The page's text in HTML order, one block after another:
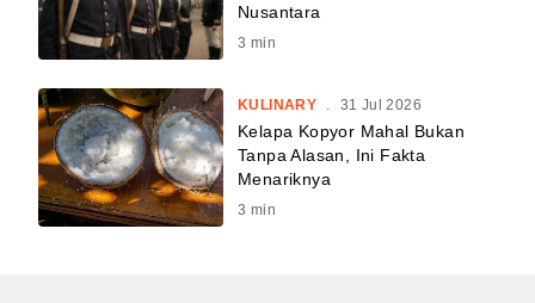
Nusantara
3 min
KULINARY 31 Jul 2026
Kelapa Kopyor Mahal Bukan
Tanpa Alasan, Ini Fakta
Menariknya
3 min